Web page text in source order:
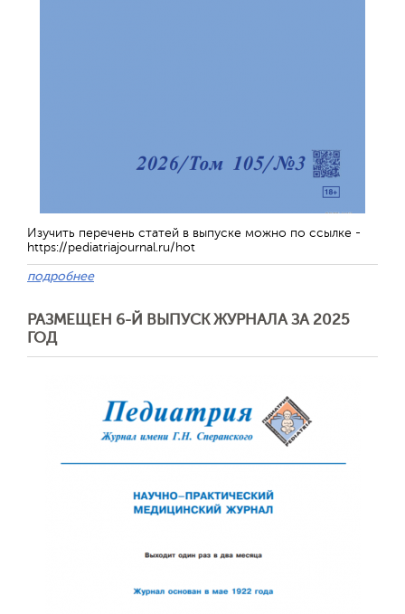
Изучить перечень статей в выпуске можно по ссылке -
https://pediatriajournal.ru/hot
подробнее
РАЗМЕЩЕН 6-Й ВЫПУСК ЖУРНАЛА ЗА 2025
ГОД
Обратная